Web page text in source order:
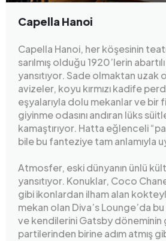
Capella Hanoi
Capella Hanoi, her köşesinin
sarılmış olduğu 1920’lerin abartılı
yansıtıyor. Sade olmaktan uzak
avizeler, koyu kırmızı kadife
eşyalarıyla dolu mekanlar ve bir
giyinme odasını andıran lüks
kamaştırıyor. Hatta eğlenceli
bile bu fanteziye tam anlamıyla
Atmosfer, eski dünyanın ünlü
yansıtıyor. Konuklar, Coco
gibi ikonlardan ilham alan
mekan olan Diva’s Lounge’da
ve kendilerini Gatsby döneminin
partilerinden birine adım atmış